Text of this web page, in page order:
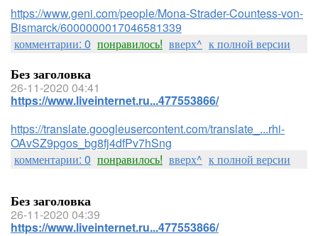
https://www.geni.com/people/Mona-Strader-Countess-von-
Bismarck/6000000017046581339
комментарии: 0 понравилось! вверх^ к полной версии
Без заголовка
26-11-2020 04:41
https://www.liveinternet.ru...477553866/
https://translate.googleusercontent.com/translate_...rhi-
OAvSZ9pgos_bg8fj4dfPv7hSng
комментарии: 0 понравилось! вверх^ к полной версии
Без заголовка
26-11-2020 04:39
https://www.liveinternet.ru...477553866/